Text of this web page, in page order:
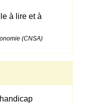
à lire et à
(CNSA)